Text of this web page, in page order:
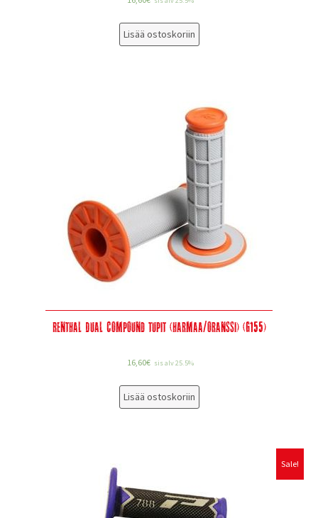
Lisää ostoskoriin
Renthal Dual Compound tupit (harmaa/oranssi) (G155)
16,60€ sis alv 25.5%
Lisää ostoskoriin
Sale!